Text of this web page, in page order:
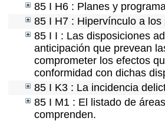
85 I H6 : Planes y
85 I H7 : Hipervínculo a
85 I I : Las disposiciones
anticipación que prevean
comprometer los efectos
conformidad con dichas
85 I K3 : La incidencia
85 I M1 : El listado de
comprenden.